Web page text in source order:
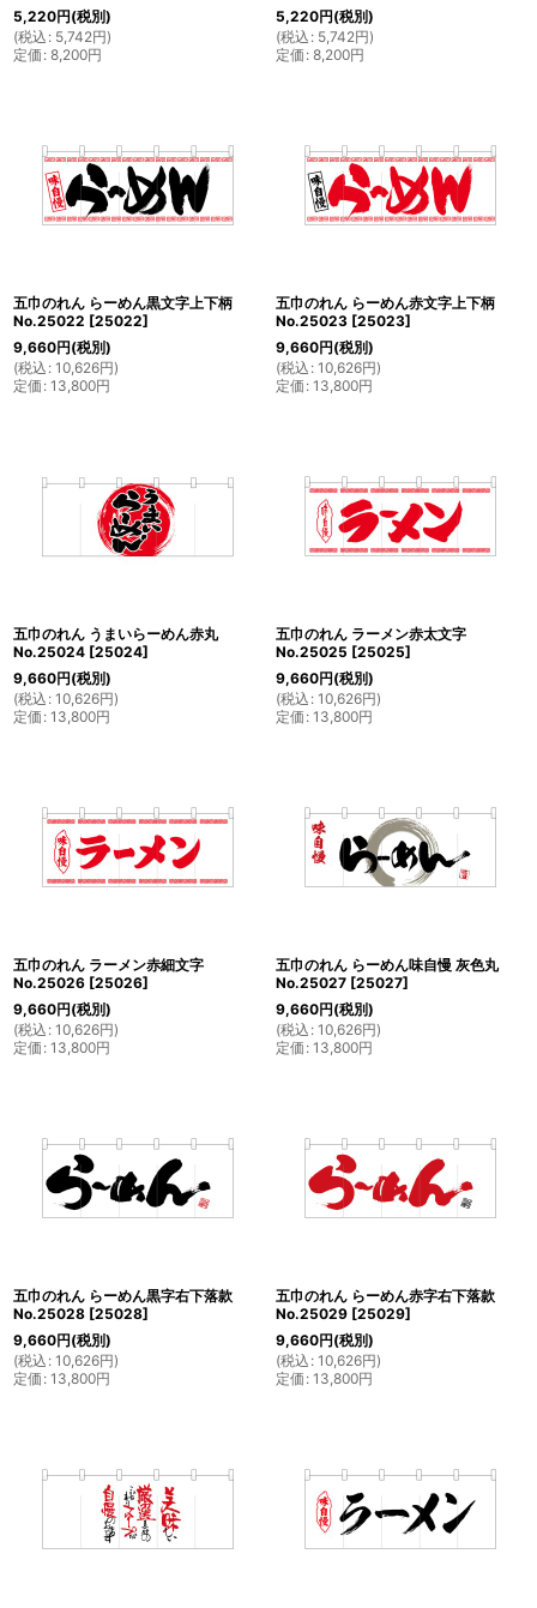
5,220円(税別)
(税込 : 5,742円)
定価 : 8,200円
5,220円(税別)
(税込 : 5,742円)
定価 : 8,200円
五巾のれん らーめん黒文字上下柄
No.25022 [25022]
9,660円(税別)
(税込 : 10,626円)
定価 : 13,800円
五巾のれん らーめん赤文字上下柄
No.25023 [25023]
9,660円(税別)
(税込 : 10,626円)
定価 : 13,800円
五巾のれん うまいらーめん赤丸
No.25024 [25024]
9,660円(税別)
(税込 : 10,626円)
定価 : 13,800円
五巾のれん ラーメン赤太文字
No.25025 [25025]
9,660円(税別)
(税込 : 10,626円)
定価 : 13,800円
五巾のれん ラーメン赤細文字
No.25026 [25026]
9,660円(税別)
(税込 : 10,626円)
定価 : 13,800円
五巾のれん らーめん味自慢 灰色丸
No.25027 [25027]
9,660円(税別)
(税込 : 10,626円)
定価 : 13,800円
五巾のれん らーめん黒字右下落款
No.25028 [25028]
9,660円(税別)
(税込 : 10,626円)
定価 : 13,800円
五巾のれん らーめん赤字右下落款
No.25029 [25029]
9,660円(税別)
(税込 : 10,626円)
定価 : 13,800円